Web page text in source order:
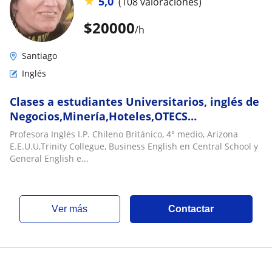
$20000/h
Santiago
Inglés
Clases a estudiantes Universitarios, inglés de
Negocios,Minería,Hoteles,OTECS
capacitación,Contabilidad,Inglés
Técnico,TOEIC, Sence cursos: Hoteles, Inglés
de negocios, Contadores, Empresas de
Profesora Inglés I.P. Chileno Británico, 4° medio, Arizona
E.E.U.U,Trinity Collegue, Business English en Central School y
General English e...
ver más Contactar